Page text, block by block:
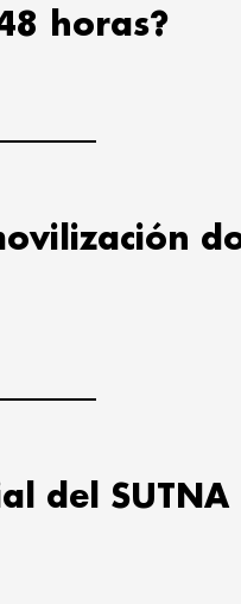
horas?
del SUTNA